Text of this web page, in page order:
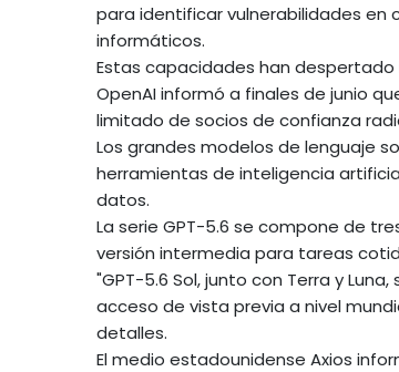
para identificar vulnerabilidades
informáticos.
Estas capacidades han
OpenAI informó a finales de junio
limitado de socios de confianza
Los grandes modelos de lenguaje
herramientas de inteligencia
datos.
La serie GPT-5.6 se compone de
versión intermedia para tareas
"GPT-5.6 Sol, junto con Terra y
acceso de vista previa a nivel
detalles.
El medio estadounidense Axios